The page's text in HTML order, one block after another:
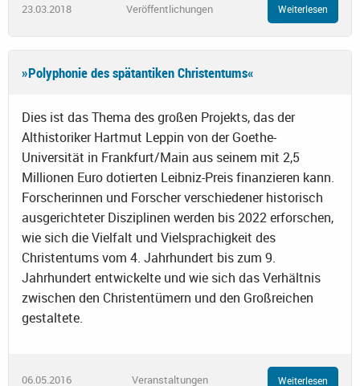
23.03.2018 Veröffentlichungen Weiterlesen
»Polyphonie des spätantiken Christentums«
Dies ist das Thema des großen Projekts, das der
Althistoriker Hartmut Leppin von der Goethe-
Universität in Frankfurt/Main aus seinem mit 2,5
Millionen Euro dotierten Leibniz-Preis finanzieren kann.
Forscherinnen und Forscher verschiedener historisch
ausgerichteter Disziplinen werden bis 2022 erforschen,
wie sich die Vielfalt und Vielsprachigkeit des
Christentums vom 4. Jahrhundert bis zum 9.
Jahrhundert entwickelte und wie sich das Verhältnis
zwischen den Christentümern und den Großreichen
gestaltete.
06.05.2016 Veranstaltungen Weiterlesen